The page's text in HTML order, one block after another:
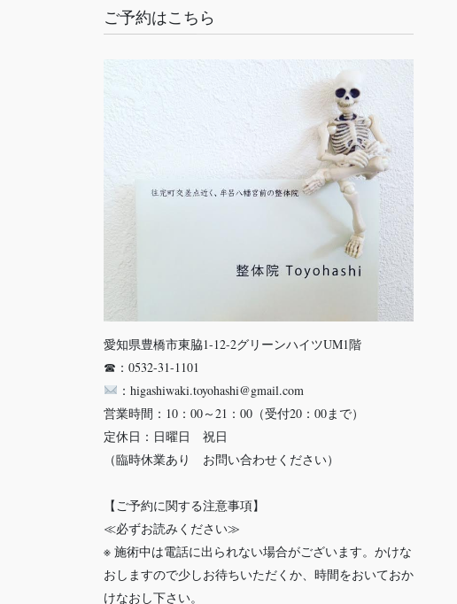
ご予約はこちら
愛知県豊橋市東脇1-12-2グリーンハイツUM1階
☎：0532-31-1101
：higashiwaki.toyohashi@gmail.com
営業時間：10：00～21：00（受付20：00まで）
定休日：日曜日 祝日
（臨時休業あり お問い合わせください）
【ご予約に関する注意事項】
≪必ずお読みください≫
※ 施術中は電話に出られない場合がございます。かけな
おしますので少しお待ちいただくか、時間をおいておか
けなおし下さい。